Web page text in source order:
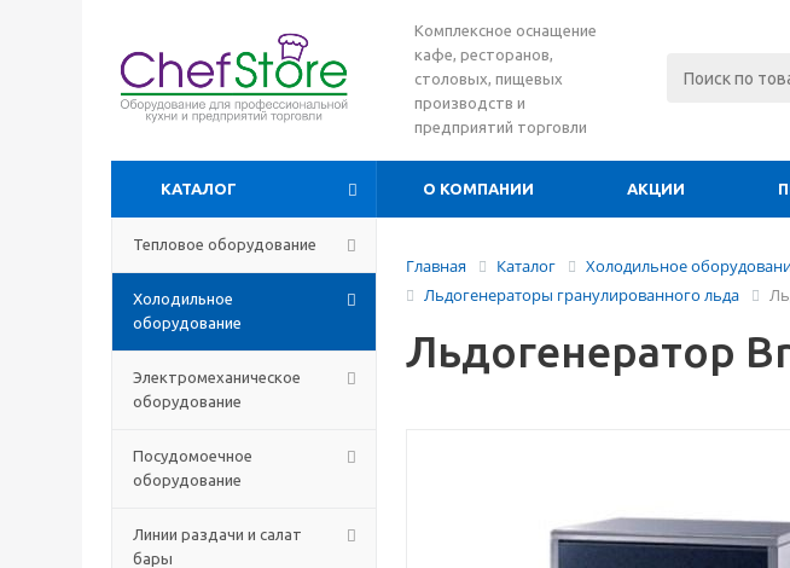
Комплексное оснащение
кафе, ресторанов,
столовых, пищевых
производств и
предприятий торговли
КАТАЛОГ О КОМПАНИИ АКЦИИ
Тепловое оборудование
Холодильное
оборудование
Электромеханическое
оборудование
Посудомоечное
оборудование
Линии раздачи и салат
бары
Главная Каталог Холодильное
Льдогенераторы гранулированного льда
Льдогенератор